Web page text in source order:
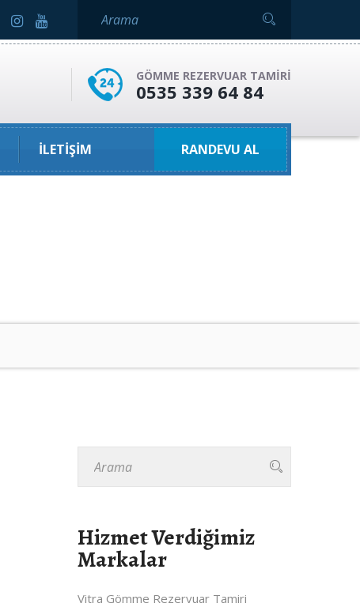
GÖMME REZERVUAR TAMIRI
0535 339 64 84
İLETIŞIM RANDEVU AL
Hizmet Verdiğimiz
Markalar
Vitra Gömme Rezervuar Tamiri